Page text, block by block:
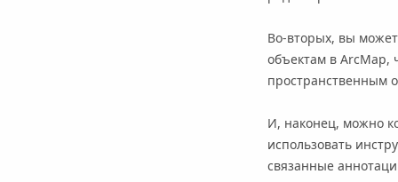
Во-вторых, вы
объектам в ArcMap,
пространственным
И, наконец, можно
использовать
связанные